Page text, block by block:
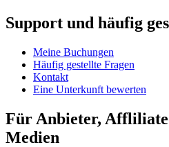
Support und häufig
Meine Buchungen
Häufig gestellte Fragen
Kontakt
Eine Unterkunft bewerten
Für Anbieter,
Medien